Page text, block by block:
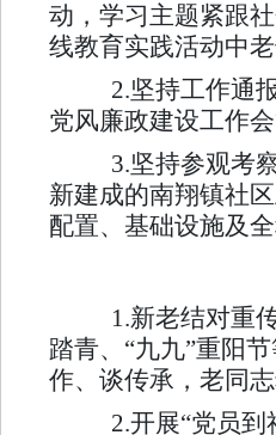
动，学习主题紧跟
线教育实践活动中老
2.坚持工作通报
党风廉政建设工作
3.坚持参观考察
新建成的南翔镇社
配置、基础设施及
1.新老结对重传
踏青、“九九”重阳
作、谈传承，老同
2.开展“党员到